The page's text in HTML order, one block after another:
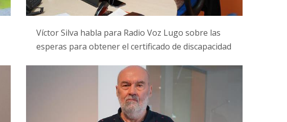
Víctor Silva habla para Radio Voz Lugo sobre las
esperas para obtener el certificado de discapacidad